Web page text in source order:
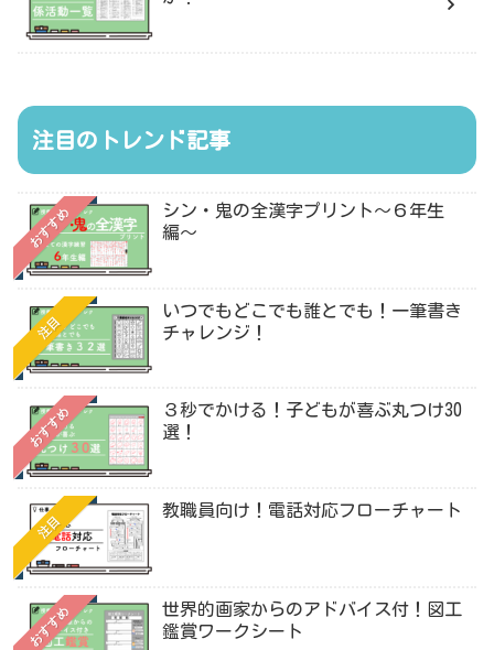
注目のトレンド記事
おすすめ
シン・鬼の全漢字プリント〜６年生
編〜
注目
いつでもどこでも誰とでも！一筆書き
チャレンジ！
おすすめ
３秒でかける！子どもが喜ぶ丸つけ30
選！
注目
教職員向け！電話対応フローチャート
おすすめ
世界的画家からのアドバイス付！図工
鑑賞ワークシート